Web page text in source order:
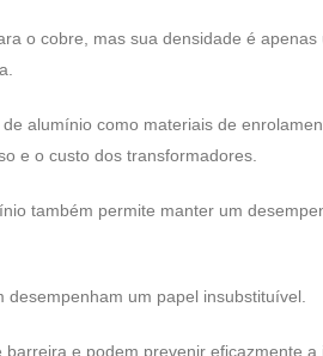
o cobre, mas sua densidade é
alumínio como materiais de
e o custo dos transformadores.
também permite manter um
um papel insubstituível.
e podem prevenir eficazmente